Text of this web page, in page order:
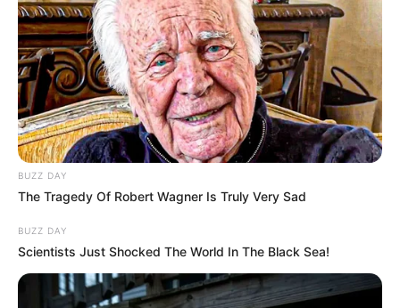
BUZZ DAY
The Tragedy Of Robert Wagner Is Truly Very Sad
BUZZ DAY
Scientists Just Shocked The World In The Black Sea!